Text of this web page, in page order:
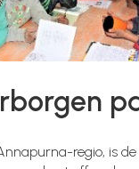
regio, is